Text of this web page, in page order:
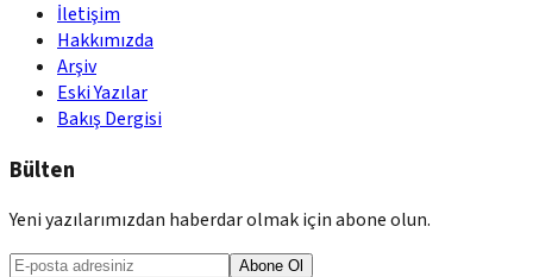
İletişim
Hakkımızda
Arşiv
Eski Yazılar
Bakış Dergisi
Bülten
Yeni yazılarımızdan haberdar olmak için abone olun.
Abone Ol